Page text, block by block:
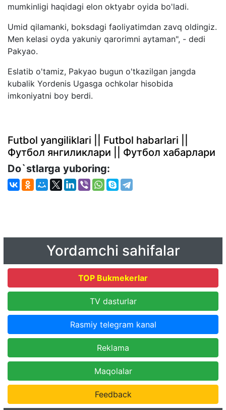
mumkinligi haqidagi elon oktyabr oyida bo'ladi.
Umid qilamanki, boksdagi faoliyatimdan zavq oldingiz.
Men kelasi oyda yakuniy qarorimni aytaman", - dedi
Pakyao.
Eslatib o'tamiz, Pakyao bugun o'tkazilgan jangda
kubalik Yordenis Ugasga ochkolar hisobida
imkoniyatni boy berdi.
Futbol yangiliklari || Futbol habarlari ||
Футбол янгиликлари || Футбол хабарлари
Do`stlarga yuboring:
Yordamchi sahifalar
TOP Bukmekerlar
TV dasturlar
Rasmiy telegram kanal
Reklama
Maqolalar
Feedback